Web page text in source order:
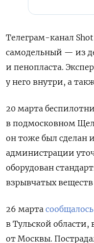
Телеграм-канал Shot
самодельный — из
и пенопласта.
у него внутри, а
20 марта
в подмосковном
он тоже был сделан
администрации
оборудован
взрывчатых
26 марта сообщалось
в Тульской области,
от Москвы.